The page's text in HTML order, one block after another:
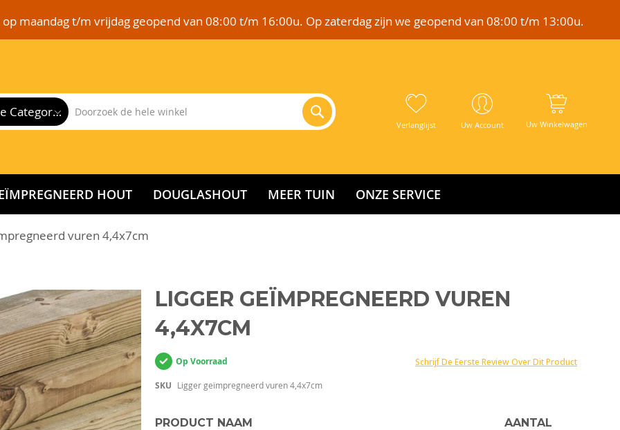
maandag t/m vrijdag geopend van 08:00 t/m 16:00u. Op zaterdag zijn we geopend van 08:00 t/m 13:00u.
Alle Categorieën
Verlanglijst Uw Account Uw Winkelwagen
HOUT DOUGLASHOUT MEER TUIN ONZE SERVICE
vuren 4,4x7cm
LIGGER GEÏMPREGNEERD VUREN
4,4X7CM
Schrijf De Eerste Review Over Dit Product
Op Voorraad
SKU Ligger geïmpregneerd vuren 4,4x7cm
PRODUCT NAAM AANTAL